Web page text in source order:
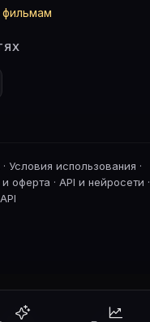
Условия использования ·
оферта · API и нейросети ·